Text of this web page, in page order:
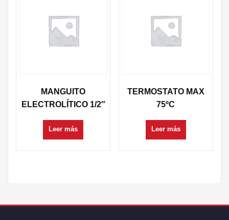
MANGUITO
ELECTROLÍTICO 1/2″
Leer más
TERMOSTATO MAX
75ºC
Leer más